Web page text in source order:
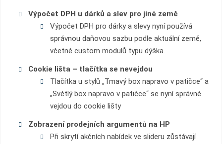
Výpočet DPH u dárků a slev pro jiné země
Výpočet DPH pro dárky a slevy nyní používá
správnou daňovou sazbu podle aktuální země,
včetně custom modulů typu dýška.
Cookie lišta – tlačítka se nevejdou
Tlačítka u stylů „Tmavý box napravo v patičce“ a
„Světlý box napravo v patičce“ se nyní správně
vejdou do cookie lišty
Zobrazení prodejních argumentů na HP
Při skrytí akčních nabídek ve slideru zůstávají